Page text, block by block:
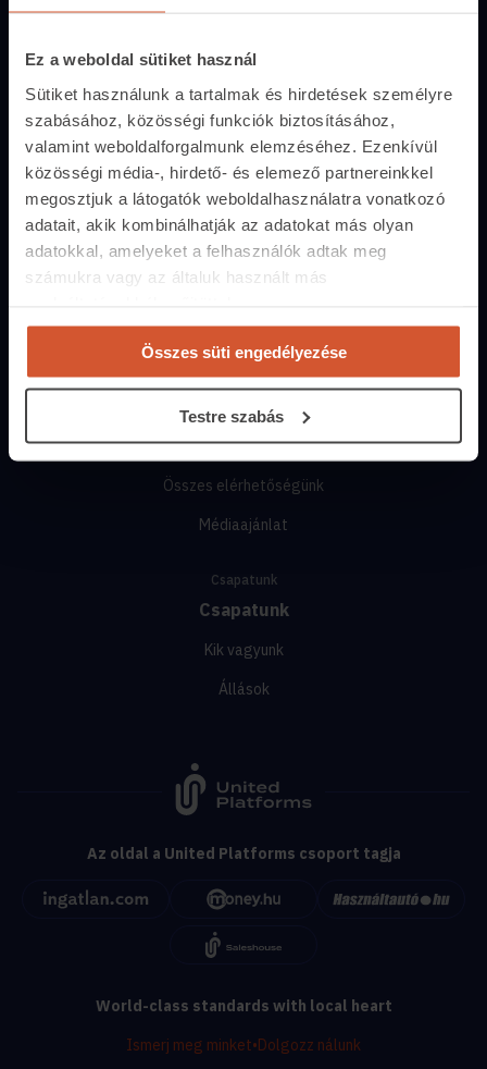
Ez a weboldal sütiket használ
Sütiket használunk a tartalmak és hirdetések személyre
szabásához, közösségi funkciók biztosításához,
valamint weboldalforgalmunk elemzéséhez. Ezenkívül
közösségi média-, hirdető- és elemező partnereinkkel
megosztjuk a látogatók weboldalhasználatra vonatkozó
adatait, akik kombinálhatják az adatokat más olyan
adatokkal, amelyeket a felhasználók adtak meg
számukra vagy az általuk használt más
Összes süti engedélyezése
Testre szabás
Közvetítőknek
Belépés közvetítőknek
Árak és hirdetési lehetőségek
Fizetési lehetőségek
Lehetőségek közvetítőknek
+36 1 237 2065
segitunk.ingatlan.com
Munkanapokon10:00-17:00-ig
Összes elérhetőségünk
Médiaajánlat
Csapatunk
Csapatunk
Kik vagyunk
Állások
Az oldal a United Platforms csoport tagja
World-class standards with local heart
Ismerj meg minket•Dolgozz nálunk